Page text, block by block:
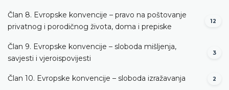
Član 8. Evropske konvencije – pravo na poštovanje
privatnog i porodičnog života, doma i prepiske
12
Član 9. Evropske konvencije – sloboda mišljenja,
savjesti i vjeroispovijesti
3
Član 10. Evropske konvencije – sloboda izražavanja 2